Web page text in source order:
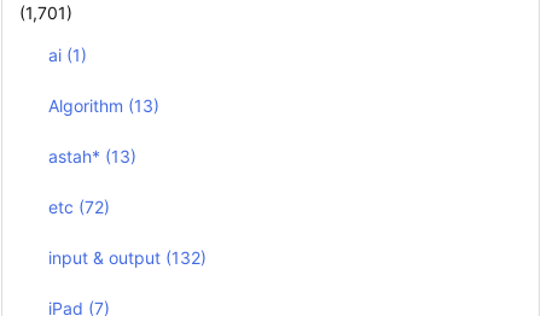
(1,701)
ai (1)
Algorithm (13)
astah* (13)
etc (72)
input & output (132)
iPad (7)